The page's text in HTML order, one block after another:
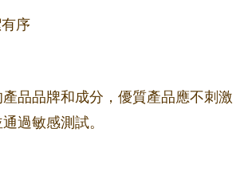
序
品品牌和成分，優質產品應不刺激
過敏感測試。